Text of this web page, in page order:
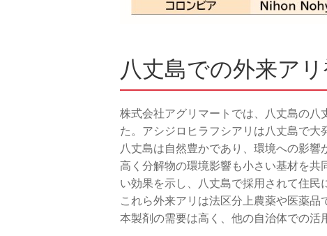
八丈島での外来ア
株式会社アグリマートでは、八丈島の
た。アシジロヒラフシアリは八丈島で大
八丈島は自然豊かであり、環境への影
高く分解物の環境影響も小さい基材を
い効果を示し、八丈島で採用されて住民
これら外来アリは法区分上農薬や医薬
本製剤の需要は高く、他の自治体での活